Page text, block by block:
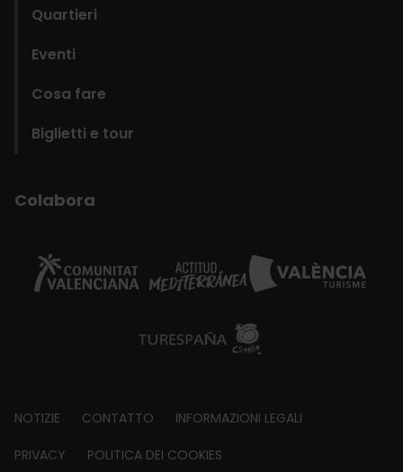
Quartieri
Eventi
Cosa fare
Biglietti e tour
Colabora
Footer
about
NOTIZIE CONTATTO INFORMAZIONI LEGALI
PRIVACY POLITICA DEI COOKIES